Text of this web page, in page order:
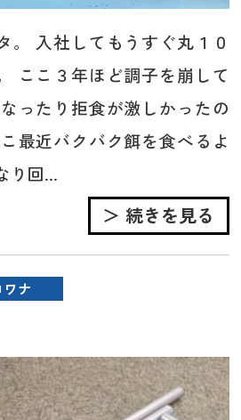
。 入社してもうすぐ丸１０
ここ３年ほど調子を崩して
ったり拒食が激しかったの
最近バクバク餌を食べるよ
り回...
＞ 続きを見る
ナ